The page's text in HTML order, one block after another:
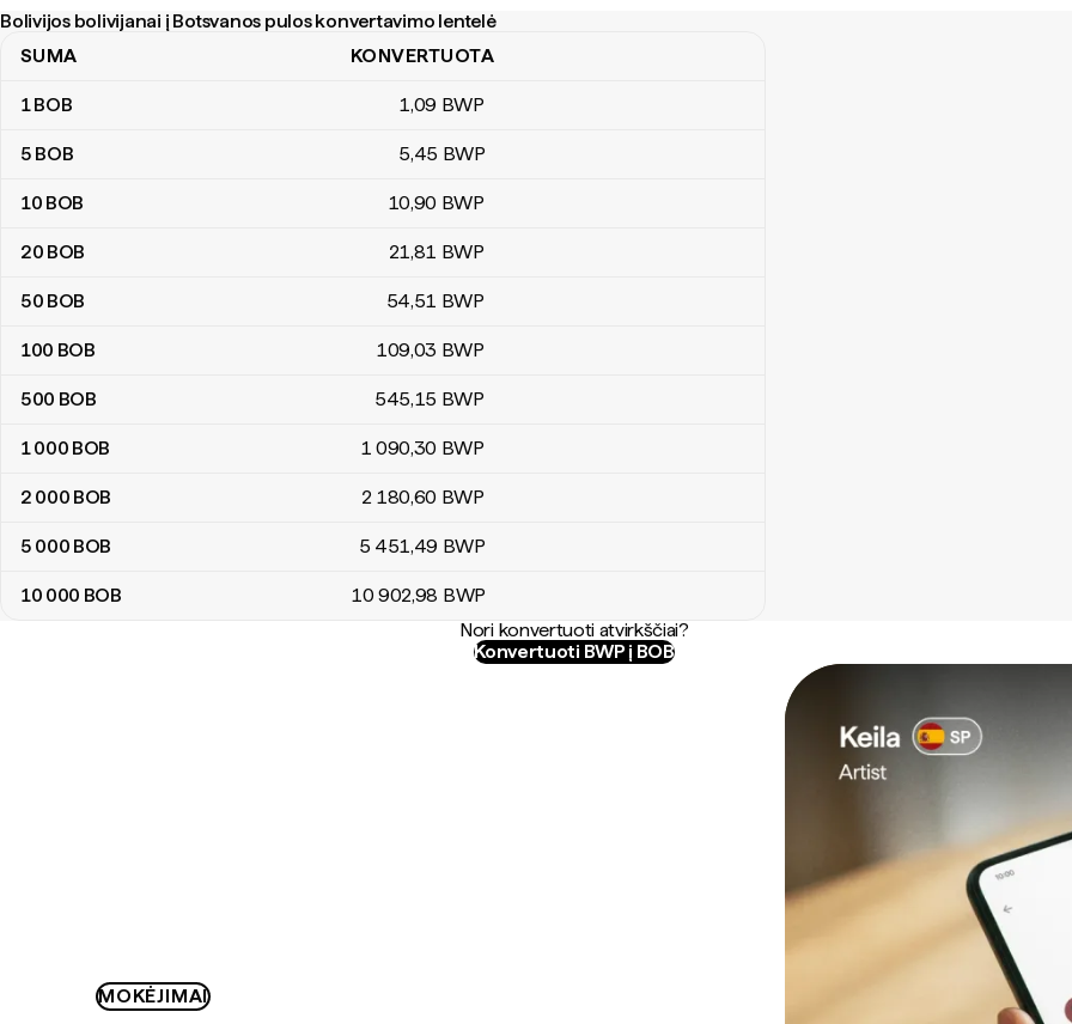
Bolivijos bolivijanai į Botsvanos pulos konvertavimo lentelė
Bolivijos bolivijanai į Botsvanos pulos konvertavimo lentelė
SUMA KONVERTUOTA
1BOB 1,09 BWP
5 BOB 5,45 BWP
10 BOB 10,90 BWP
20 BOB 21,81 BWP
50 BOB 54,51 BWP
100 BOB 109,03 BWP
500 BOB 545,15 BWP
1 000 BOB 1 090,30 BWP
2 000 BOB 2 180,60 BWP
5 000 BOB 5 451,49 BWP
10 000 BOB 10 902,98 BWP
Nori konvertuoti atvirkščiai?
Konvertuoti BWP į BOB
MOKĖJIMAI